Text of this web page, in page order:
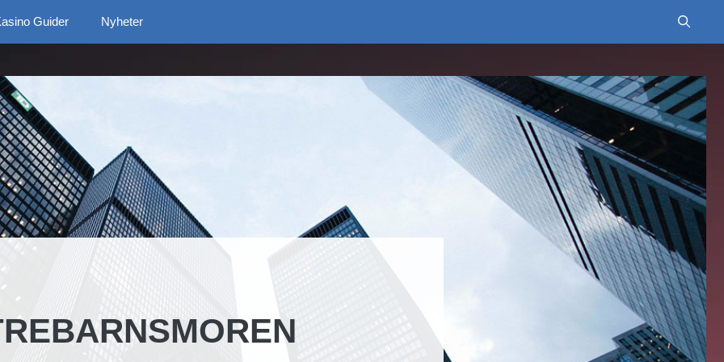
Guider Nyheter